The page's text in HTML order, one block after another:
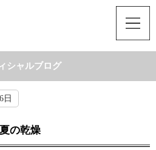
シャルブログ
日
夏の乾燥